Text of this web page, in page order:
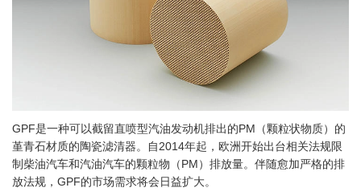
GPF是一种可以截留直喷型汽油发动机排出的PM（颗粒状物质）的
堇青石材质的陶瓷滤清器。自2014年起，欧洲开始出台相关法规限
制柴油汽车和汽油汽车的颗粒物（PM）排放量。伴随愈加严格的排
放法规，GPF的市场需求将会日益扩大。